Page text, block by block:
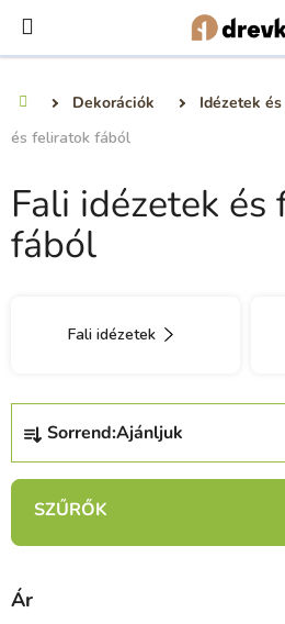
fő
Dekorációk Idézetek
és feliratok fából
Fali idézetek és
fából
Fali idézetek
T
r
é
e
k
Sorrend:Ajánljuk
Ár